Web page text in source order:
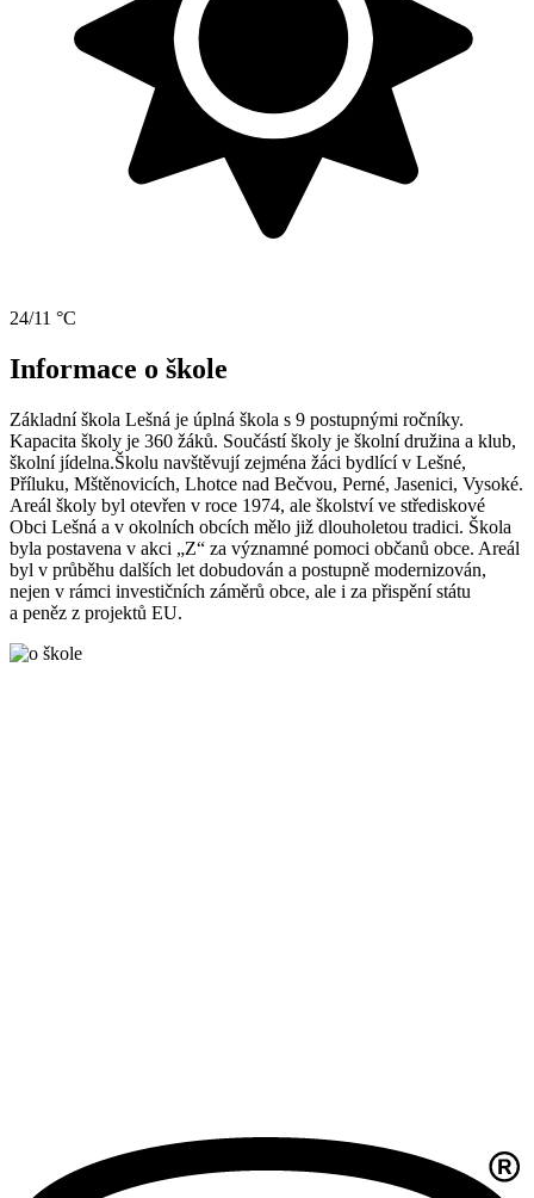
24/11 °C
Informace o škole
Základní škola Lešná je úplná škola s 9 postupnými ročníky.
Kapacita školy je 360 žáků. Součástí školy je školní družina a klub,
školní jídelna.Školu navštěvují zejména žáci bydlící v Lešné,
Příluku, Mštěnovicích, Lhotce nad Bečvou, Perné, Jasenici, Vysoké.
Areál školy byl otevřen v roce 1974, ale školství ve střediskové
Obci Lešná a v okolních obcích mělo již dlouholetou tradici. Škola
byla postavena v akci „Z“ za významné pomoci občanů obce. Areál
byl v průběhu dalších let dobudován a postupně modernizován,
nejen v rámci investičních záměrů obce, ale i za přispění státu
a peněz z projektů EU.